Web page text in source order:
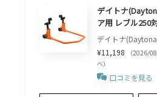
デイトナ
ア用 レブル250
デイトナ
¥11,198
（2026/
べ）
口コミを見る